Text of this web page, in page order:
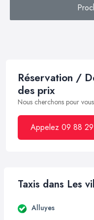
Réservation /
des prix
Nous cherchons pour
Appelez 09 88
Taxis dans Les
Alluyes